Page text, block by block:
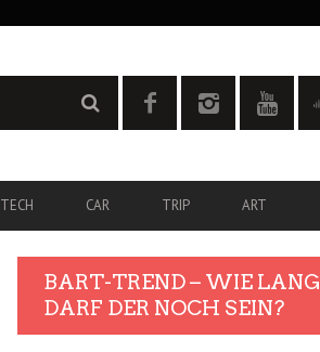
TECH CAR TRIP ART
BART-TREND – WIE LANG
DARF DER NOCH SEIN?